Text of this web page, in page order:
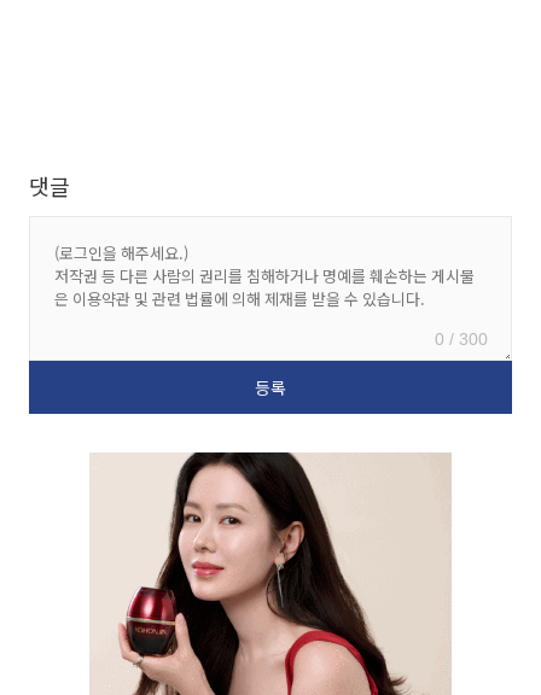
댓글
0 / 300